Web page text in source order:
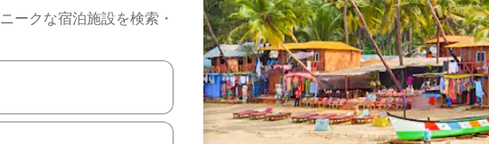
ークな宿泊施設を検索・
、上下の矢印キーを使って移動するか、画面をタッチまたはスワイプして検索結果を